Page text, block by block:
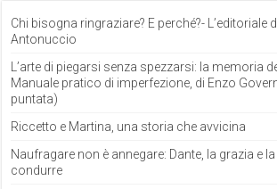
Chi bisogna ringraziare? E perché?- L’editoriale
Antonuccio
L’arte di piegarsi senza spezzarsi: la memoria
Manuale pratico di imperfezione, di Enzo
puntata)
Riccetto e Martina, una storia che avvicina
Naufragare non è annegare: Dante, la grazia e
condurre